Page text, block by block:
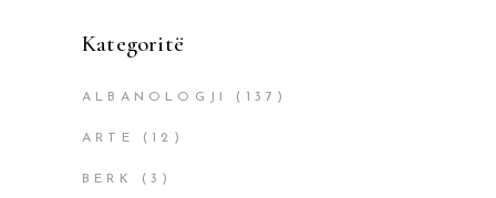
Kategoritë
ALBANOLOGJI (137)
ARTE (12)
BERK (3)